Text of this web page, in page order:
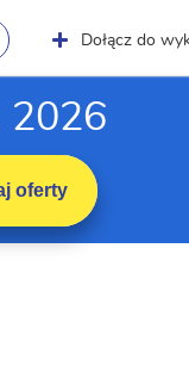
Dołącz do
2026
oferty